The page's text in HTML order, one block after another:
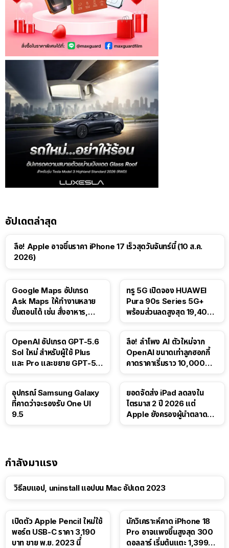
อัปเดตล่าสุด
ลือ! Apple อาจขึ้นราคา iPhone 17 เร็วสุดวันจันทร์นี้ (10 ส.ค.
2026)
Google Maps อัปเกรด
Ask Maps ให้ทำงานหลาย
ขั้นตอนได้ เช่น สั่งอาหาร,
ทรู 5G เปิดจอง HUAWEI
Pura 90s Series 5G+
พร้อมส่วนลดสูงสุด 19,400
OpenAI อัปเกรด GPT-5.6
Sol ใหม่ สำหรับผู้ใช้ Plus
และ Pro และขยาย GPT-5.6
ลือ! ลำโพง AI ตัวใหม่จาก
OpenAI ขนาดเท่าลูกฮอกกี้
คาดราคาเริ่มราว 10,000
อุปกรณ์ Samsung Galaxy
ที่คาดว่าจะรองรับ One UI
9.5
ยอดจัดส่ง iPad ลดลงใน
ไตรมาส 2 ปี 2026 แต่
Apple ยังครองผู้นำตลาด
กำลังมาแรง
วิธีลบแอป, uninstall แอปบน Mac อัปเดต 2023
เปิดตัว Apple Pencil ใหม่ใช้
พอร์ต USB-C ราคา 3,190
บาท ขาย พ.ย. 2023 นี้
นักวิเคราะห์คาด iPhone 18
Pro อาจแพงขึ้นสูงสุด 300
ดอลลาร์ เริ่มต้นแตะ 1,399